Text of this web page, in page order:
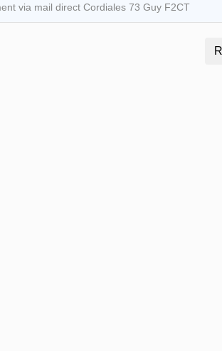
via mail direct Cordiales 73 Guy F2CT